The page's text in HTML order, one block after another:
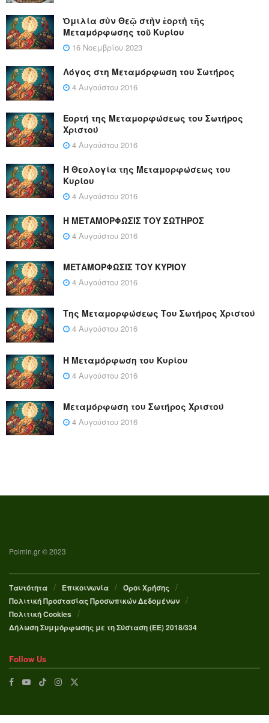
Ὁμιλία σὺν Θεῷ στὴν ἑορτὴ τῆς
Μεταμόρφωσης τοῦ Κυρίου
16 Νοεμβρίου 2023
Λόγος στη Μεταμόρφωση του Σωτήρος
4 Αυγούστου 2016
Εορτή της Μεταμορφώσεως του Σωτήρος
Χριστού
4 Αυγούστου 2016
Η Θεολογία της Μεταμορφώσεως του
Κυρίου
4 Αυγούστου 2016
Η ΜΕΤΑΜΟΡΦΩΣΙΣ ΤΟΥ ΣΩΤΗΡΟΣ
4 Αυγούστου 2016
ΜΕΤΑΜΟΡΦΩΣΙΣ ΤΟΥ ΚΥΡΙΟΥ
4 Αυγούστου 2016
Της Μεταμορφώσεως Του Σωτήρος Χριστού
4 Αυγούστου 2016
Η Μεταμόρφωση του Κυρίου
4 Αυγούστου 2016
Μεταμόρφωση του Σωτήρος Χριστού
4 Αυγούστου 2016
Poimin.gr © 2023
Ταυτότητα Επικοινωνία
Όροι Χρήσης
Πολιτική Προστασίας Προσωπικών Δεδομένων
Πολιτική Cookies
Δήλωση Συμμόρφωσης με τη Σύσταση (ΕΕ) 2018/334
Follow Us